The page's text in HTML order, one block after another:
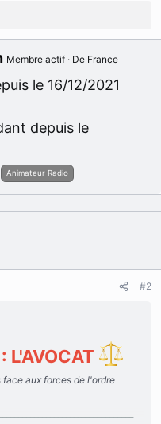
Membre actif · De France
le 16/12/2021
depuis le
Animateur Radio
#2
L'AVOCAT
aux forces de l'ordre